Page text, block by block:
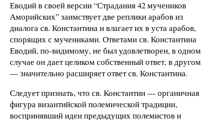
Еводий в своей версии “Страдания 42 мучеников
Аморийских” заимствует две реплики арабов из
диалога св. Константина и влагает их в уста арабов,
спорящих с мучениками. Ответами св. Константина
Еводий, по-видимому, не был удовлетворен, в одном
случае он дает целиком собственный ответ, в другом
— значительно расширяет ответ св. Константина.
Следует признать, что св. Константин — органичная
фигура византийской полемической традиции,
воспринявший идеи предыдущих полемистов и